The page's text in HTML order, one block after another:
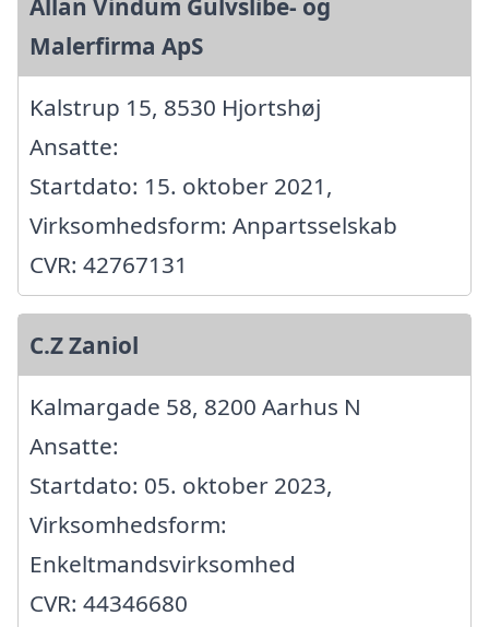
Allan Vindum Gulvslibe- og
Malerfirma ApS
Kalstrup 15, 8530 Hjortshøj
Ansatte:
Startdato: 15. oktober 2021,
Virksomhedsform: Anpartsselskab
CVR: 42767131
C.Z Zaniol
Kalmargade 58, 8200 Aarhus N
Ansatte:
Startdato: 05. oktober 2023,
Virksomhedsform:
Enkeltmandsvirksomhed
CVR: 44346680